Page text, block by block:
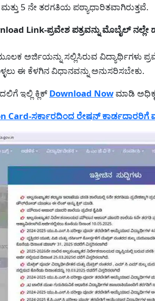
ಮತ್ತು 5 ನೇ ತರಗತಿಯ ಪಠ್ಯಾಧಾರಿತವಾಗಿರುತ್ತವೆ.
Link-ಪ್ರವೇಶ ಪತ್ರವನ್ನು ಮೊಬೈಲ್
ಅರ್ಜಿಯನ್ನು ಸಲ್ಲಿಸಿರುವ ವಿದ್ಯಾರ್ಥಿಗಳು
ಈ ಕೆಳಗಿನ ವಿಧಾನವನ್ನು ಅನುಸರಿಸಬೇಕು.
ಇಲ್ಲಿ ಕ್ಲಿಕ್ Download Now ಮಾಡಿ
Card-ಸರ್ಕಾರದಿಂದ ರೇಷನ್ ಕಾರ್ಡದಾರರಿಗೆ